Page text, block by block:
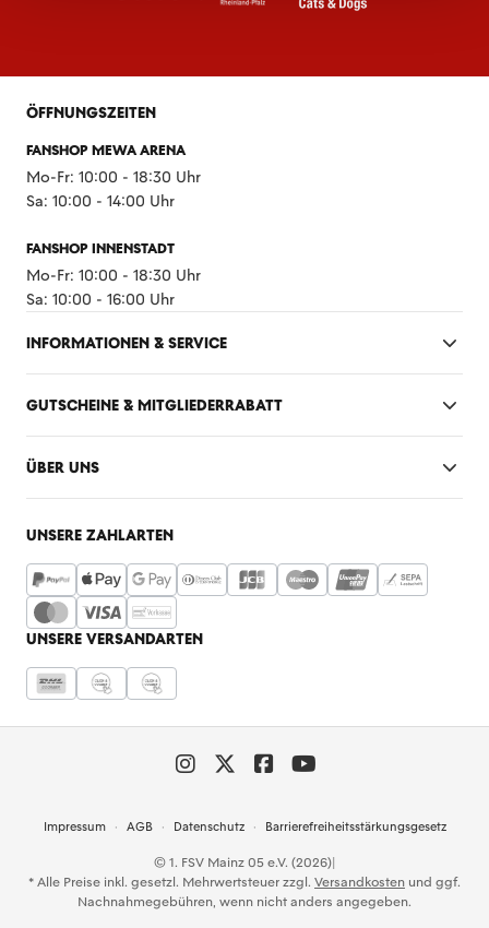
ÖFFNUNGSZEITEN
FANSHOP MEWA ARENA
Mo-Fr: 10:00 - 18:30 Uhr
Sa: 10:00 - 14:00 Uhr
FANSHOP INNENSTADT
Mo-Fr: 10:00 - 18:30 Uhr
Sa: 10:00 - 16:00 Uhr
INFORMATIONEN & SERVICE
GUTSCHEINE & MITGLIEDERRABATT
ÜBER UNS
UNSERE ZAHLARTEN
UNSERE VERSANDARTEN
Impressum AGB Datenschutz Barrierefreiheitsstärkungsgesetz
© 1. FSV Mainz 05 e.V. (2026)|
* Alle Preise inkl. gesetzl. Mehrwertsteuer zzgl. Versandkosten und ggf.
Nachnahmegebühren, wenn nicht anders angegeben.